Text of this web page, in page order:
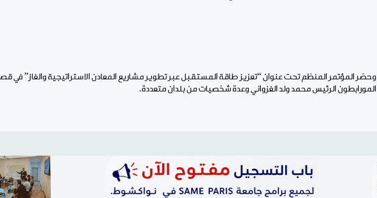
وحضر المؤتمر المنظم تحت عنوان “تعزيز طاقة المستقبل عبر تطوير مشاريع المعادن الاستراتيجية والغاز” في
المورابطون الرئيس محمد ولد الغزواني وعدة شخصيات من بلدان متعددة.